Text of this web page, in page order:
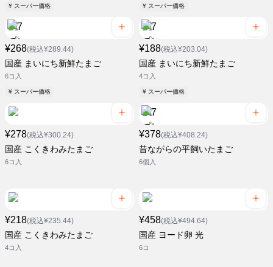
¥ スーパー価格 ¥ スーパー価格
¥268(税込¥289.44)
国産 まいにち新鮮たまご
6コ入
¥ スーパー価格
¥188(税込¥203.04)
国産 まいにち新鮮たまご
4コ入
¥ スーパー価格
¥278(税込¥300.24)
国産 こくきわみたまご
6コ入
¥378(税込¥408.24)
昔ながらの平飼いたまご
6個入
¥218(税込¥235.44)
国産 こくきわみたまご
4コ入
¥458(税込¥494.64)
国産 ヨード卵 光
6コ